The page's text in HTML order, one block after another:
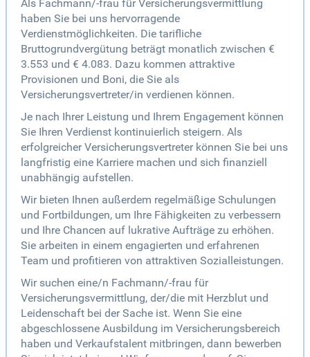
Als Fachmann/-frau für Versicherungsvermittlung
haben Sie bei uns hervorragende
Verdienstmöglichkeiten. Die tarifliche
Bruttogrundvergütung beträgt monatlich zwischen €
3.553 und € 4.083. Dazu kommen attraktive
Provisionen und Boni, die Sie als
Versicherungsvertreter/in verdienen können.
Je nach Ihrer Leistung und Ihrem Engagement können
Sie Ihren Verdienst kontinuierlich steigern. Als
erfolgreicher Versicherungsvertreter können Sie bei uns
langfristig eine Karriere machen und sich finanziell
unabhängig aufstellen.
Wir bieten Ihnen außerdem regelmäßige Schulungen
und Fortbildungen, um Ihre Fähigkeiten zu verbessern
und Ihre Chancen auf lukrative Aufträge zu erhöhen.
Sie arbeiten in einem engagierten und erfahrenen
Team und profitieren von attraktiven Sozialleistungen.
Wir suchen eine/n Fachmann/-frau für
Versicherungsvermittlung, der/die mit Herzblut und
Leidenschaft bei der Sache ist. Wenn Sie eine
abgeschlossene Ausbildung im Versicherungsbereich
haben und Verkaufstalent mitbringen, dann bewerben